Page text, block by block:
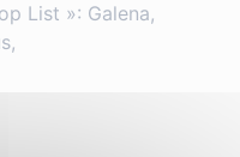
List »: Galena,